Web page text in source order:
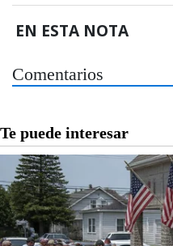
EN ESTA NOTA
Comentarios